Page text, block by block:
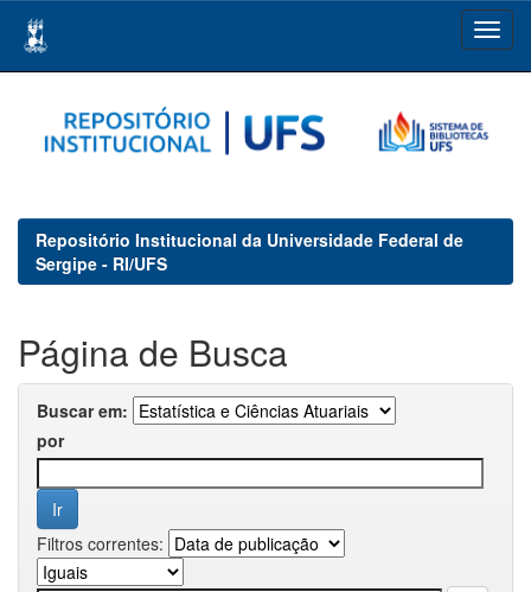
navigation
Repositório Institucional da Universidade Federal de
Sergipe - RI/UFS
Página de Busca
Buscar em:
por
Filtros correntes: